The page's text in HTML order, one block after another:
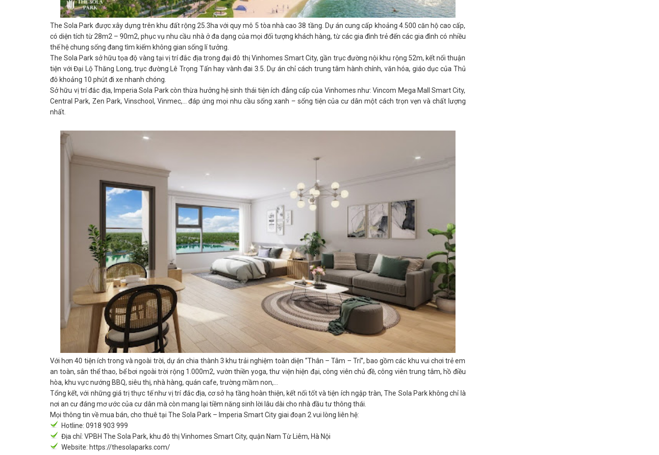
The Sola Park được xây dựng trên khu đất rộng 25.3ha với quy mô 5 tòa nhà cao 38 tầng. Dự án cung cấp khoảng 4.500 căn hộ cao cấp,
có diện tích từ 28m2 – 90m2, phục vụ nhu cầu nhà ở đa dạng của mọi đối tượng khách hàng, từ các gia đình trẻ đến các gia đình có nhiều
thế hệ chung sống đang tìm kiếm không gian sống lí tưởng.
The Sola Park sở hữu tọa độ vàng tại vị trí đắc địa trong đại đô thị Vinhomes Smart City, gần trục đường nội khu rộng 52m, kết nối thuận
tiện với Đại Lộ Thăng Long, trục đường Lê Trọng Tấn hay vành đai 3.5. Dự án chỉ cách trung tâm hành chính, văn hóa, giáo dục của Thủ
đô khoảng 10 phút đi xe nhanh chóng.
Sở hữu vị trí đắc địa, Imperia Sola Park còn thừa hưởng hệ sinh thái tiện ích đẳng cấp của Vinhomes như: Vincom Mega Mall Smart City,
Central Park, Zen Park, Vinschool, Vinmec,… đáp ứng mọi nhu cầu sống xanh – sống tiện của cư dân một cách trọn vẹn và chất lượng
nhất.
Với hơn 40 tiện ích trong và ngoài trời, dự án chia thành 3 khu trải nghiệm toàn diện “Thân – Tâm – Trí”, bao gồm các khu vui chơi trẻ em
an toàn, sân thể thao, bể bơi ngoài trời rộng 1.000m2, vườn thiền yoga, thư viện hiện đại, công viên chủ đề, công viên trung tâm, hồ điều
hòa, khu vực nướng BBQ, siêu thị, nhà hàng, quán cafe, trường mầm non,…
Tổng kết, với những giá trị thực tế như vị trí đắc địa, cơ sở hạ tầng hoàn thiện, kết nối tốt và tiện ích ngập tràn, The Sola Park không chỉ là
nơi an cư đáng mơ ước của cư dân mà còn mang lại tiềm năng sinh lời lâu dài cho nhà đầu tư thông thái.
Mọi thông tin về mua bán, cho thuê tại The Sola Park – Imperia Smart City giai đoạn 2 vui lòng liên hệ:
Hotline: 0918 903 999
Địa chỉ: VPBH The Sola Park, khu đô thị Vinhomes Smart City, quận Nam Từ Liêm, Hà Nội
Website: https://thesolaparks.com/